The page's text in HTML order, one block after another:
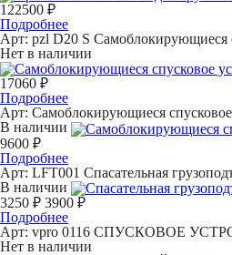
122500 ₽
Подробнее
Арт: pzl D20 S Самоблокирующиеся
Нет в наличии
17060 ₽
Подробнее
Арт: Самоблокирующиеся
В наличии
9600 ₽
Подробнее
Арт: LFT001 Спасательная
В наличии
3250 ₽ 3900 ₽
Подробнее
Арт: vpro 0116 СПУСКОВОЕ
Нет в наличии